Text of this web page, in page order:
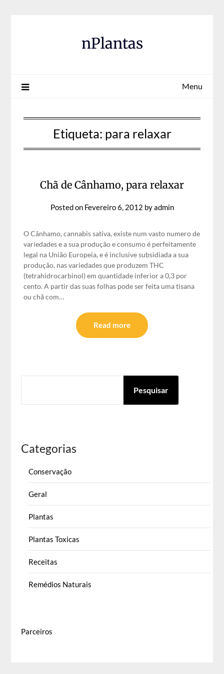
nPlantas
Menu
Etiqueta: para relaxar
Chã de Cânhamo, para relaxar
Posted on Fevereiro 6, 2012 byadmin
O Cânhamo, cannabis sativa, existe num vasto numero de
variedades e a sua produção e consumo é perfeitamente
legal na União Europeia, e é inclusive subsidiada a sua
produção, nas variedades que produzem THC
(tetrahidrocarbinol) em quantidade inferior a 0,3 por
cento. A partir das suas folhas pode ser feita uma tisana
ou chã com…
Read more
Pesquisar
Categorias
Conservação
Geral
Plantas
Plantas Toxicas
Receitas
Remédios Naturais
Parceiros